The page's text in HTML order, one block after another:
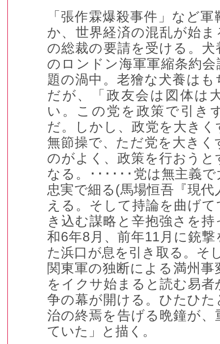
「張作霖爆殺事件」など
か、世界経済の混乱が始
の総裁の要請を受ける。犬
のロンドン海軍軍縮条約
題の渦中。老獪な犬養は
だが、「政友会は図体は
い。この党を政策で引き
だ。しかし、政党を大き
無節操で、ただ党を大き
のがよく、政策を行おう
なる。
･･････ 党は無主義
忠実で細る(馬場恒吾『現代
える。そして持論を曲げ
き込む謀略と辛抱強さを
和6年8 月、前年11 月に銃
た浜口が息を引き取る。そ
関東軍の独断による満州事
をイクサ始まると読む易者
争の幕が開ける。ひたひ
治の終焉を告げる晩鐘が
ていた」と描く。